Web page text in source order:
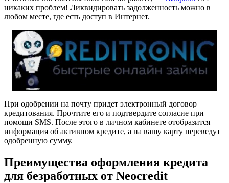
никаких проблем! Ликвидировать задолженность можно в
любом месте, где есть доступ в Интернет.
При одобрении на почту придет электронный договор
кредитования. Прочтите его и подтвердите согласие при
помощи SMS. После этого в личном кабинете отобразится
информация об активном кредите, а на вашу карту переведут
одобренную сумму.
Преимущества оформления кредита
для безработных от Neocredit